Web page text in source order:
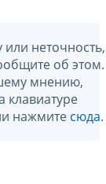
или неточность,
об этом.
мнению,
нажмите сюда.